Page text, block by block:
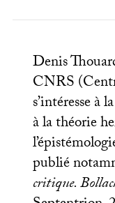
Denis
CNRS
s’intéresse à
à la théorie
publié
critique.